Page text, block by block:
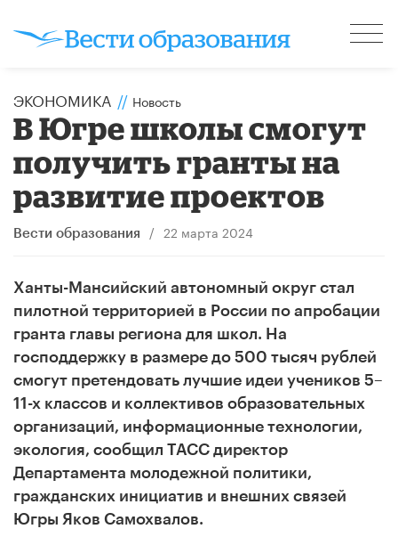
ЭКОНОМИКА // Новость
В Югре школы смогут
получить гранты на
развитие проектов
Вести образования / 22 марта 2024
Ханты-Мансийский автономный округ стал
пилотной территорией в России по апробации
гранта главы региона для школ. На
господдержку в размере до 500 тысяч рублей
смогут претендовать лучшие идеи учеников 5–
11-х классов и коллективов образовательных
организаций, информационные технологии,
экология, сообщил ТАСС директор
Департамента молодежной политики,
гражданских инициатив и внешних связей
Югры Яков Самохвалов.